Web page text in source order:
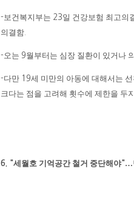
-보건복지부는 23일 건강보험 최고의
의결함
-오는 9월부터는 심장 질환이 있거나
-다만 19세 미만의 아동에 대해서는
크다는 점을 고려해 횟수에 제한을 두
6. "세월호 기억공간 철거 중단해야"…